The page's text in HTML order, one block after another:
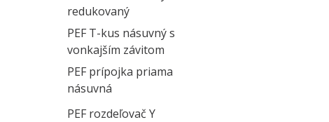
redukovaný
PEF T-kus násuvný s
vonkajším závitom
PEF prípojka priama
násuvná
PEF rozdeľovač Y